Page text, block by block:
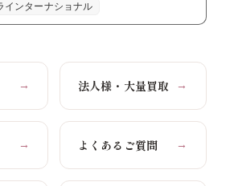
インターナショナル
→ 法人様・大量買取 →
→ よくあるご質問 →